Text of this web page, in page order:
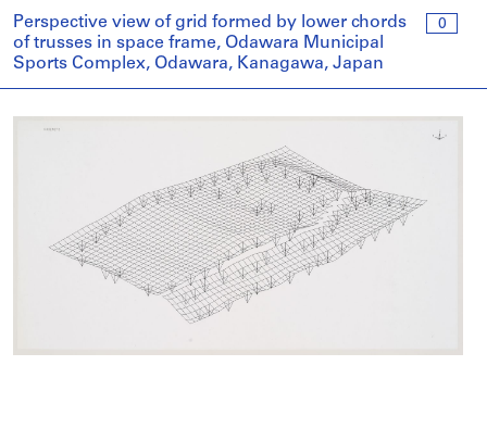
0
Perspective view of grid formed by lower chords
of trusses in space frame, Odawara Municipal
Sports Complex, Odawara, Kanagawa, Japan